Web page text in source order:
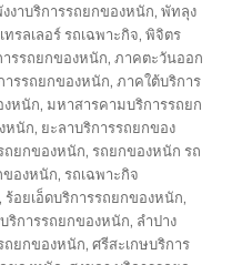
งาบริการรถยกของหนัก,พัทลุง
รลเลอร์ รถเฉพาะกิจ,พิจิตร
รรถยกของหนัก,ภาคตะวันออก
ารรถยกของหนัก,ภาคใต้บริการ
งหนัก,มหาสารคามบริการรถยก
หนัก, ยะลาบริการรถยกของ
ถยกของหนัก,รถยกของหนัก รถ
ของหนัก,รถเฉพาะกิจ
,ร้อยเอ็ดบริการรถยกของหนัก,
ริการรถยกของหนัก, ลำปาง
ถยกของหนัก,ศรีสะเกษบริการ